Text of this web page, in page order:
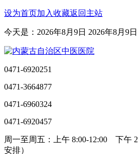
设为首页加入收藏返回主站
今天是：2026年8月9日 2026年8月9日
0471-6920251
0471-3664877
0471-6960324
0471-6920457
周一至周五：上午 8:00-12:00 下午
安排）